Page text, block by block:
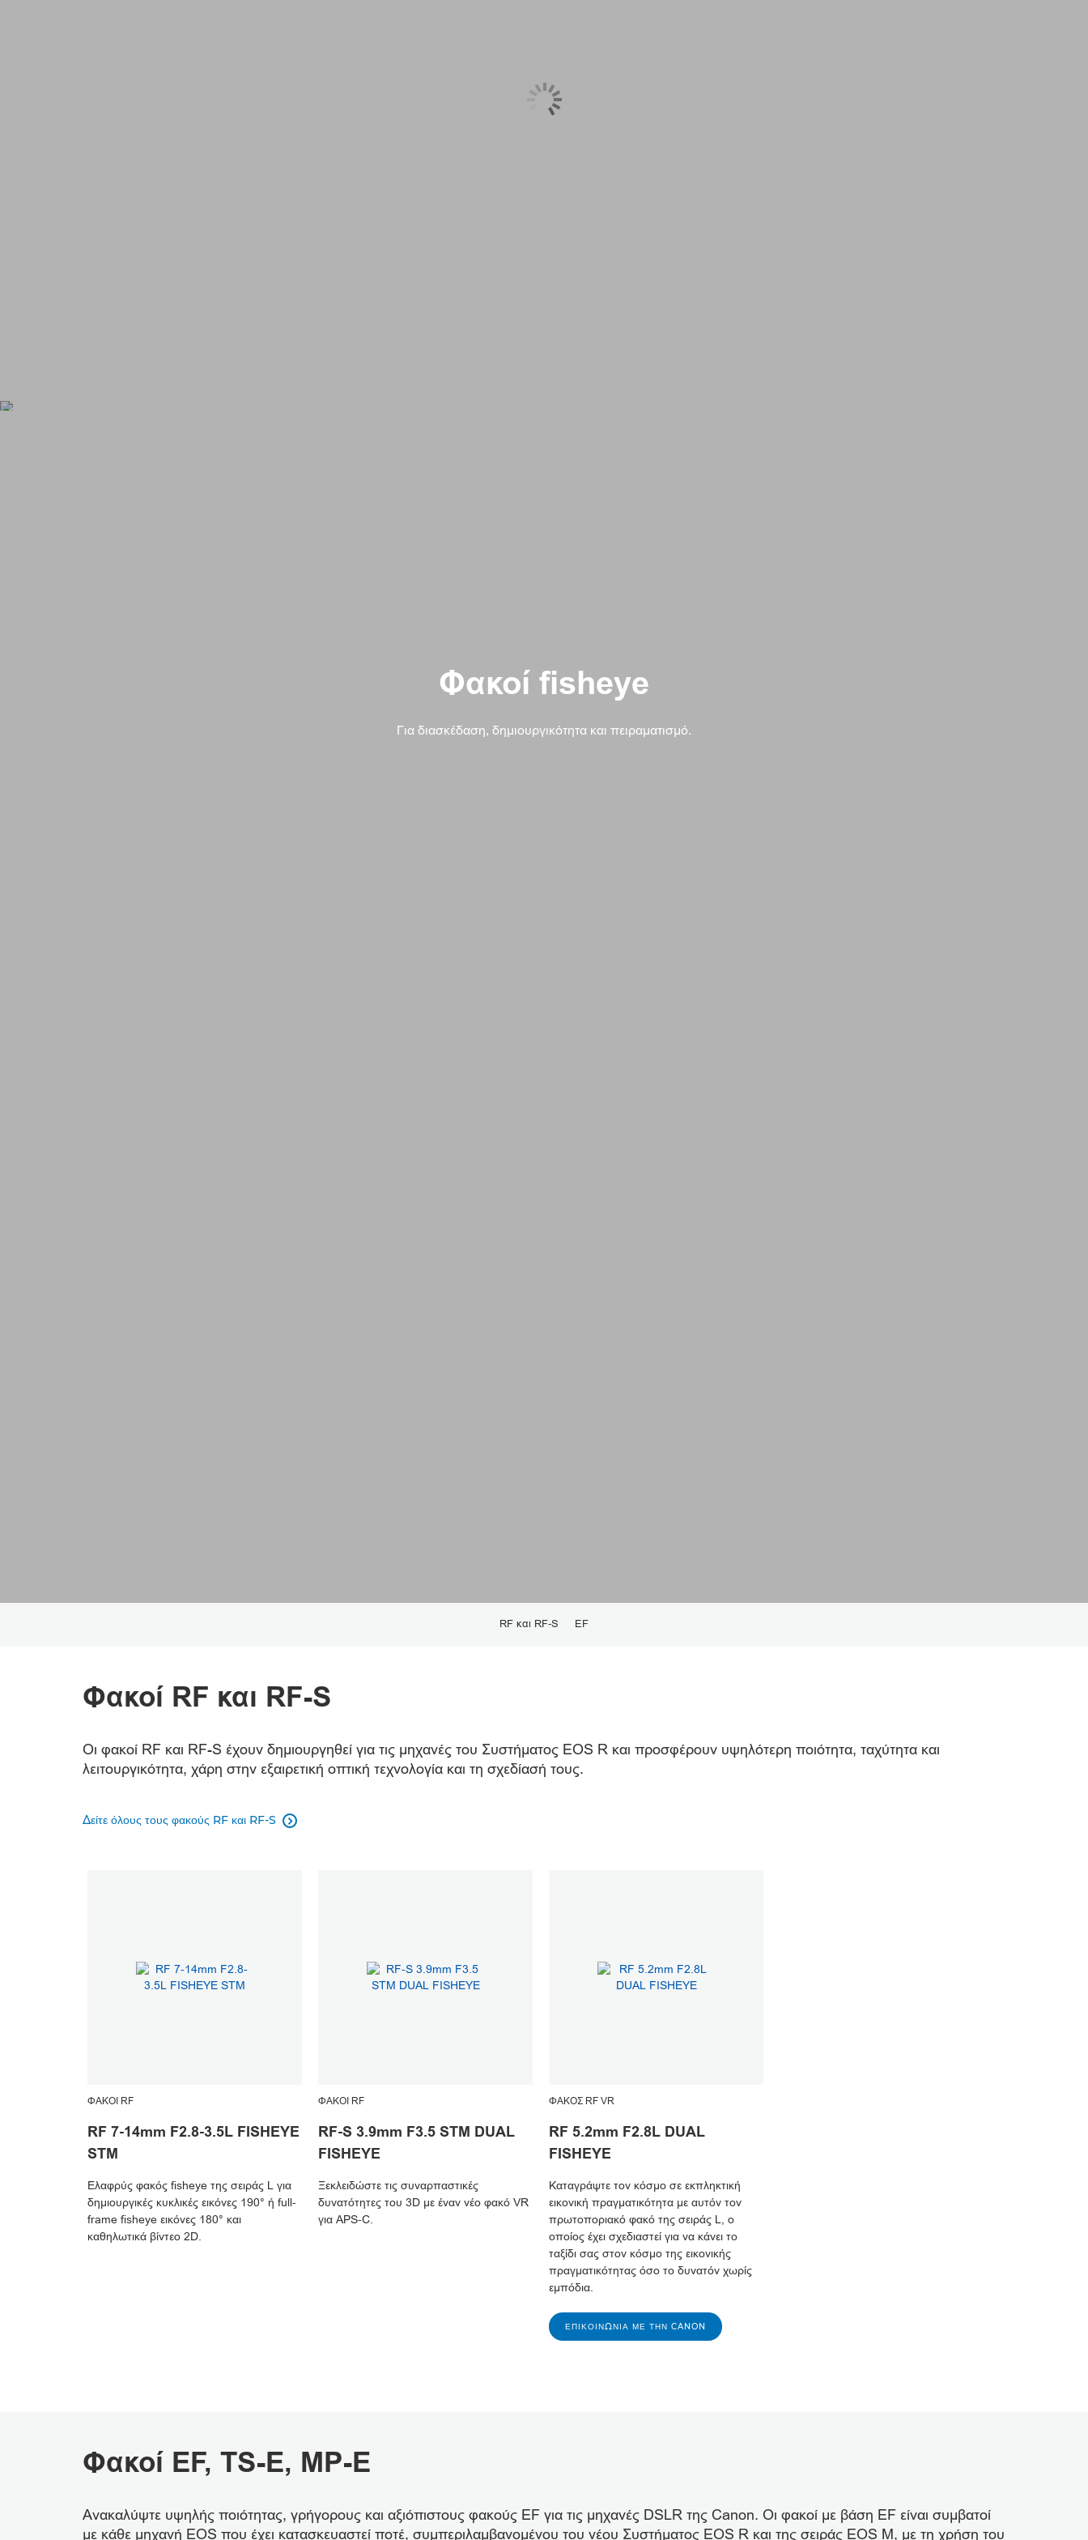
Φακοί fisheye
Για διασκέδαση, δημιουργικότητα και πειραματισμό.
RF και RF-S EF
Φακοί RF και RF-S
Οι φακοί RF και RF-S έχουν δημιουργηθεί για τις μηχανές του Συστήματος EOS R και προσφέρουν υψηλότερη ποιότητα, ταχύτητα και
λειτουργικότητα, χάρη στην εξαιρετική οπτική τεχνολογία και τη σχεδίασή τους.
Δείτε όλους τους φακούς RF και RF-S 
ΦΑΚΟΊ RF
RF 7-14mm F2.8-3.5L FISHEYE
STM
Ελαφρύς φακός fisheye της σειράς L για
δημιουργικές κυκλικές εικόνες 190° ή full-
frame fisheye εικόνες 180° και
καθηλωτικά βίντεο 2D.
ΦΑΚΟΊ RF
RF-S 3.9mm F3.5 STM DUAL
FISHEYE
Ξεκλειδώστε τις συναρπαστικές
δυνατότητες του 3D με έναν νέο φακό VR
για APS-C.
ΦΑΚΌΣ RF VR
RF 5.2mm F2.8L DUAL
FISHEYE
Καταγράψτε τον κόσμο σε εκπληκτική
εικονική πραγματικότητα με αυτόν τον
πρωτοποριακό φακό της σειράς L, ο
οποίος έχει σχεδιαστεί για να κάνει το
ταξίδι σας στον κόσμο της εικονικής
πραγματικότητας όσο το δυνατόν χωρίς
εμπόδια.
ΕΠΙΚΟΙΝΩΝΊΑ ΜΕ ΤΗΝ CANON
Φακοί EF, TS-E, MP-E
Ανακαλύψτε υψηλής ποιότητας, γρήγορους και αξιόπιστους φακούς EF για τις μηχανές DSLR της Canon. Οι φακοί με βάση EF είναι συμβατοί
με κάθε μηχανή EOS που έχει κατασκευαστεί ποτέ, συμπεριλαμβανομένου του νέου Συστήματος EOS R και της σειράς EOS M, με τη χρήση του